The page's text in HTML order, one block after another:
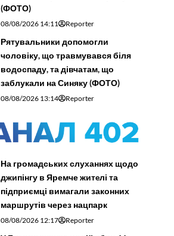
(ФОТО)
08/08/2026 14:11 Reporter
Рятувальники допомогли
чоловіку, що травмувався біля
водоспаду, та дівчатам, що
заблукали на Синяку (ФОТО)
08/08/2026 13:14 Reporter
На громадських слуханнях щодо
джипінгу в Яремче житeлі та
підприємці вимагали законних
маршрутів через нацпарк
08/08/2026 12:17 Reporter